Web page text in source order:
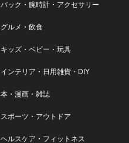
バック・腕時計・アクセサリー
グルメ・飲食
キッズ・ベビー・玩具
インテリア・日用雑貨・DIY
本・漫画・雑誌
スポーツ・アウトドア
ヘルスケア・フィットネス